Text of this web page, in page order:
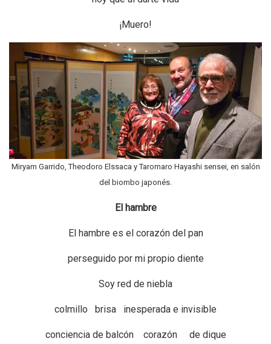
¡Muero!
Miryam Garrido, Theodoro Elssaca y Taromaro Hayashi sensei, en salón
del biombo japonés.
El hambre
El hambre es el corazón del pan
perseguido por mi propio diente
Soy red de niebla
colmillo brisa inesperada e invisible
conciencia de balcón corazón de dique